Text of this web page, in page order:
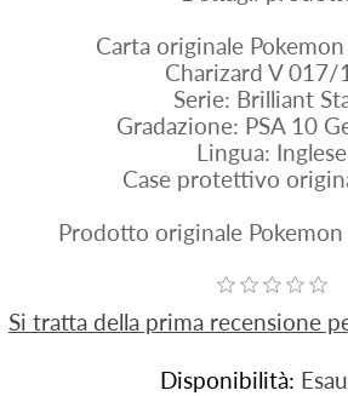
Carta originale Pokemon
Charizard V 017/
Serie: Brilliant
Gradazione: PSA 10
Lingua: Inglese
Case protettivo
Prodotto originale
Si tratta della prima recensione
Disponibilità: